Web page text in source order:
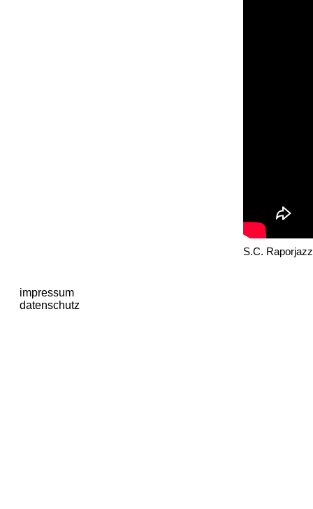
S.C.
impressum
datenschutz